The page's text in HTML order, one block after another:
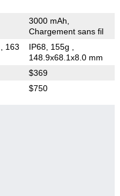
3000 mAh,
Chargement sans fil
, 163
IP68, 155g
148.9x68.1x8.0 mm
$369
$750